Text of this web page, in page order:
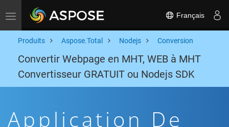
Toggle navigation Français
Produits Aspose.Total Nodejs Conversion
Convertir Webpage en MHT, WEB à MHT
Convertisseur GRATUIT ou Nodejs SDK
Application De